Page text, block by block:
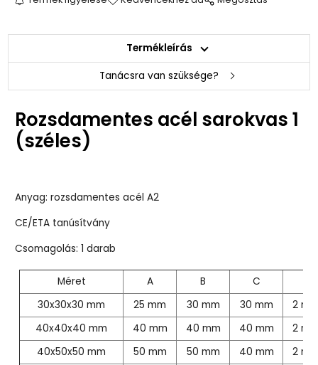
Termékleírás
Tanácsra van szüksége?
Rozsdamentes acél sarokvas 1
(széles)
Anyag: rozsdamentes acél A2
CE/ETA tanúsítvány
Csomagolás: 1 darab
Méret A B C
30x30x30 mm
25 mm 30 mm 30 mm
2
40x40x40 mm
40 mm 40 mm 40 mm
2
40x50x50 mm
50 mm 50 mm 40 mm
2